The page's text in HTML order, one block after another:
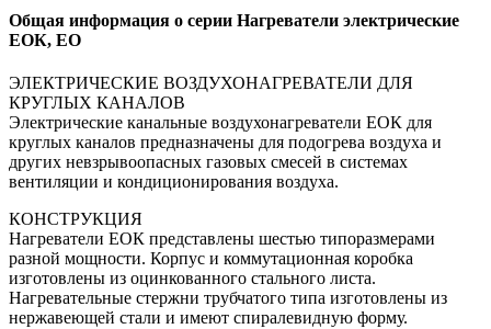
Общая информация о серии Нагреватели электрические
ЕОК, ЕО
ЭЛЕКТРИЧЕСКИЕ ВОЗДУХОНАГРЕВАТЕЛИ ДЛЯ
КРУГЛЫХ КАНАЛОВ
Электрические канальные воздухонагреватели ЕОК для
круглых каналов предназначены для подогрева воздуха и
других невзрывоопасных газовых смесей в системах
вентиляции и кондиционирования воздуха.
КОНСТРУКЦИЯ
Нагреватели ЕОК представлены шестью типоразмерами
разной мощности. Корпус и коммутационная коробка
изготовлены из оцинкованного стального листа.
Нагревательные стержни трубчатого типа изготовлены из
нержавеющей стали и имеют спиралевидную форму.